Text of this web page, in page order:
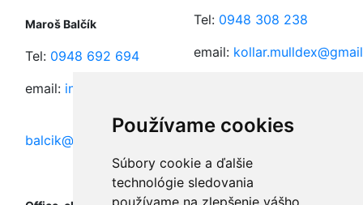
Používame cookies
Súbory cookie a ďalšie
technológie sledovania
používame na zlepšenie vášho
Maroš Balčík
Tel: 0948 692 694
email: info@mulldex.sk
balcik@mulldex.sk
Tel: 0948 308 238
email:
Stavbyvedúci inžinierské
stavby:
Ing. Roman Farkaš
Tel:0917 350 902